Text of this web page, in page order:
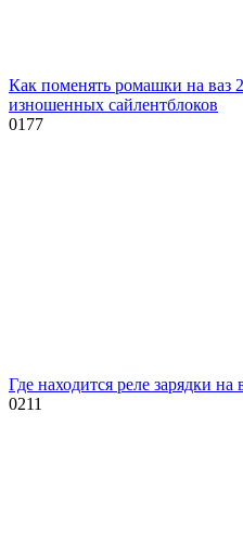
Как поменять ромашки на ваз
изношенных сайлентблоков
0177
Где находится реле зарядки на
0211